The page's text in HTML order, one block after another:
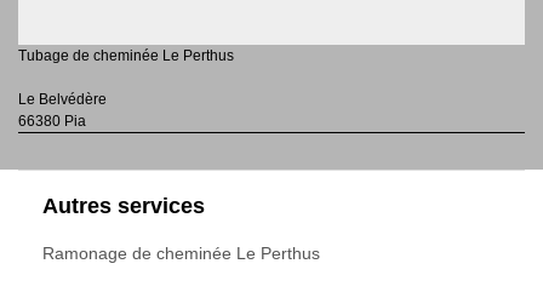
Tubage de cheminée Le Perthus
Le Belvédère
66380 Pia
Autres services
Ramonage de cheminée Le Perthus